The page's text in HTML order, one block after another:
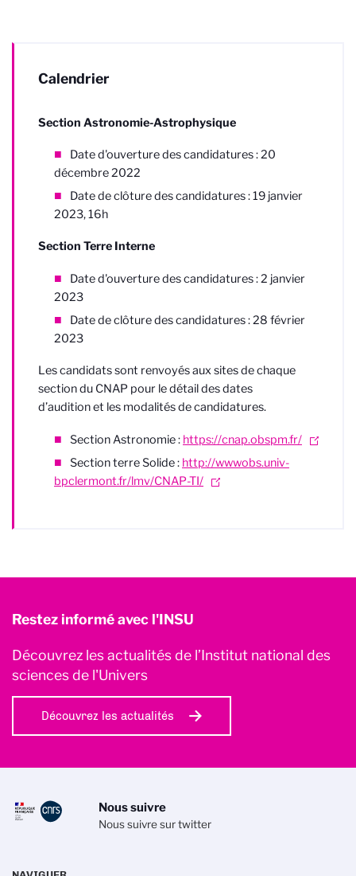
Calendrier
Section Astronomie-Astrophysique
Date d'ouverture des candidatures : 20
décembre 2022
Date de clôture des candidatures : 19 janvier
2023, 16h
Section Terre Interne
Date d'ouverture des candidatures : 2 janvier
2023
Date de clôture des candidatures : 28 février
2023
Les candidats sont renvoyés aux sites de chaque
section du CNAP pour le détail des dates
d’audition et les modalités de candidatures.
Section Astronomie : https://cnap.obspm.fr/
Section terre Solide : http://wwwobs.univ-
bpclermont.fr/lmv/CNAP-TI/
Restez informé avec l'INSU
Découvrez les actualités de l’Institut national des
sciences de l'Univers
Découvrez les actualités
Nous suivre
Nous suivre sur twitter